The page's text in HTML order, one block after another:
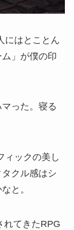
にはとことん
」が僕の印
った。寝る
ィックの美し
クル感はシ
と。
れてきたRPG